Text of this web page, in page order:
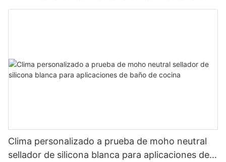
de silicona
Clima personalizado a prueba de moho neutral
sellador de silicona blanca para aplicaciones de